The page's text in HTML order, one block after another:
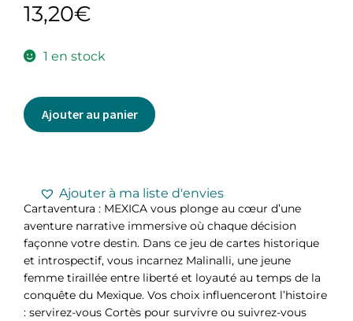
13,20€
1 en stock
Ajouter au panier
Ajouter à ma liste d'envies
Cartaventura : MEXICA vous plonge au cœur d’une
aventure narrative immersive où chaque décision
façonne votre destin. Dans ce jeu de cartes historique
et introspectif, vous incarnez Malinalli, une jeune
femme tiraillée entre liberté et loyauté au temps de la
conquête du Mexique. Vos choix influenceront l’histoire
: servirez-vous Cortès pour survivre ou suivrez-vous